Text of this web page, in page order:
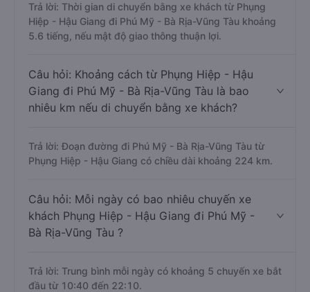
Trả lời: Thời gian di chuyển bằng xe khách từ Phụng
Hiệp - Hậu Giang đi Phú Mỹ - Bà Rịa-Vũng Tàu khoảng
5.6 tiếng, nếu mật độ giao thông thuận lợi.
Câu hỏi: Khoảng cách từ Phụng Hiệp - Hậu
Giang đi Phú Mỹ - Bà Rịa-Vũng Tàu là bao
nhiêu km nếu di chuyển bằng xe khách?
Trả lời: Đoạn đường đi Phú Mỹ - Bà Rịa-Vũng Tàu từ
Phụng Hiệp - Hậu Giang có chiều dài khoảng 224 km.
Câu hỏi: Mỗi ngày có bao nhiêu chuyến xe
khách Phụng Hiệp - Hậu Giang đi Phú Mỹ -
Bà Rịa-Vũng Tàu ?
Trả lời: Trung bình mỗi ngày có khoảng 5 chuyến xe bắt
đầu từ 10:40 đến 22:10.